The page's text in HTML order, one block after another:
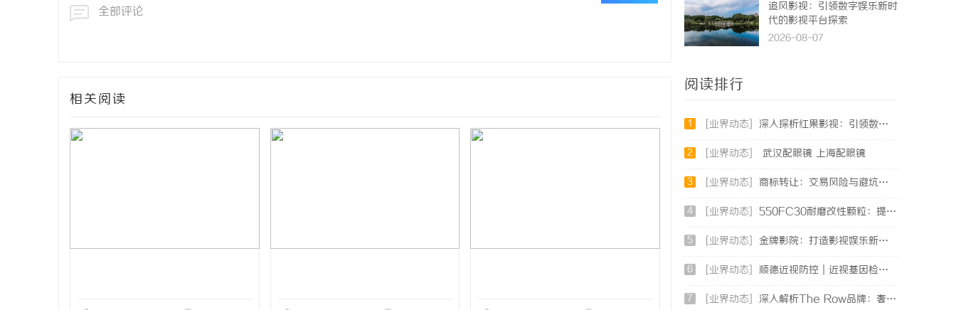
全部评论
相关阅读
追风影视：引领数字娱乐新时
代的影视平台探索
2026-08-07
阅读排行
1 [业界动态] 深入探析红果影视：引领数字娱乐新风潮的影视平台
2 [业界动态] 武汉配眼镜 上海配眼镜
3 [业界动态] 商标转让：交易风险与避坑指南
4 [业界动态] 550FC30耐磨改性颗粒：提升材料性能的新选择
5 [业界动态] 金牌影院：打造影视娱乐新天地的领航者
6 [业界动态] 顺德近视防控｜近视基因检测：依托专业视光体系，打造青少年精准个体化控轴方案
7 [业界动态] 深入解析The Row品牌：奢华时尚的典范与设计哲学